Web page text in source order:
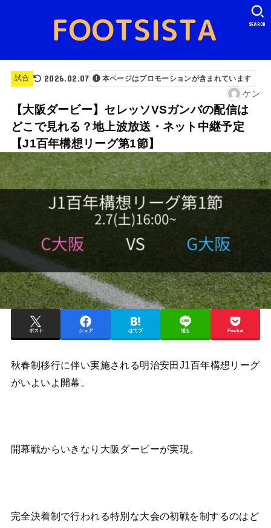
SEARCH
試合 2026.02.07 本ページはプロモーションが含まれています
ケン
【大阪ダービー】セレッソVSガンバの配信は
どこで見れる？地上波放送・ネット中継予定
【J1百年構想リーグ第1節】
ポスト シェア はてブ 送る Pocket
秋春制移行に伴い実施される明治安田J1百年構想リーグ
がいよいよ開幕。
開幕戦からいきなり大阪ダービーが実現。
完全決着制で行われる特別な大会の初戦を制するのはど